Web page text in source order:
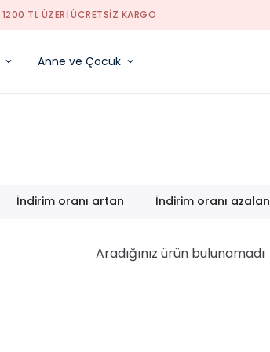
1200 TL ÜZERI ÜCRETSIZ KARGO
Anne ve Çocuk
İndirim oranı artan İndirim oranı azalan
Aradığınız ürün bulunamadı